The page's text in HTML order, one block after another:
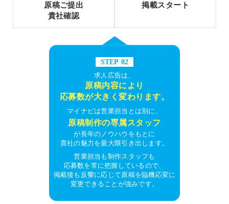
⁩原稿ご提出
貴社確認
⁩掲載スタート
STEP 02
求人広告は、
原稿内容により
応募数が大きく変わります。
マイナビは営業担当とは別に、
原稿制作の専属スタッフ
が長年のノウハウをもとに
貴社の魅力を最大限引き出します。
営業担当も制作スタッフも
応募数を常に把握しているので、
掲載後も反響に応じて原稿を臨機応変に
変更できることが強みです。